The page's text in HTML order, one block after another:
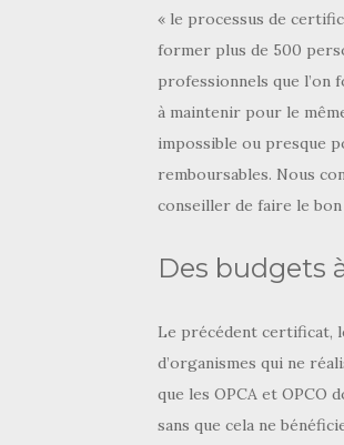
« le processus de
former plus de 500
professionnels que l’on
à maintenir pour le
impossible ou presque
remboursables. Nous
conseiller de faire le bon
Des budgets
Le précédent certificat,
d’organismes qui ne
que les OPCA et OPCO
sans que cela ne